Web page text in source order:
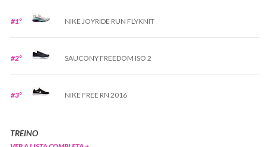
#1º NIKE JOYRIDE RUN FLYKNIT
#2º SAUCONY FREEDOM ISO 2
#3º NIKE FREE RN 2016
TREINO